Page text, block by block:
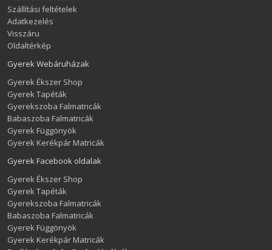
Szállítási feltételek
Adatkezelés
Visszáru
Oldaltérkép
Gyerek Webáruházak
Gyerek Ékszer Shop
Gyerek Tapéták
Gyerekszoba Falmatricák
Babaszoba Falmatricák
Gyerek Függönyök
Gyerek Kerékpár Matricák
Gyerek Facebook oldalak
Gyerek Ékszer Shop
Gyerek Tapéták
Gyerekszoba Falmatricák
Babaszoba Falmatricák
Gyerek Függönyök
Gyerek Kerékpár Matricák